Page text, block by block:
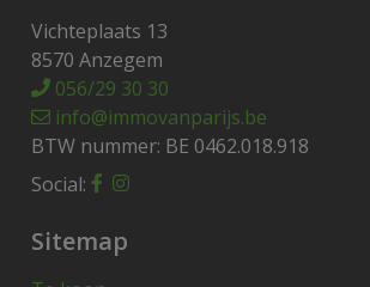
Vichteplaats 13
8570 Anzegem
056/29 30 30
info@immovanparijs.be
BTW nummer: BE 0462.018.918
Social:
Sitemap